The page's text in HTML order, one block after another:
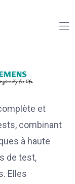
et
combinant
à haute
de test,
Elles